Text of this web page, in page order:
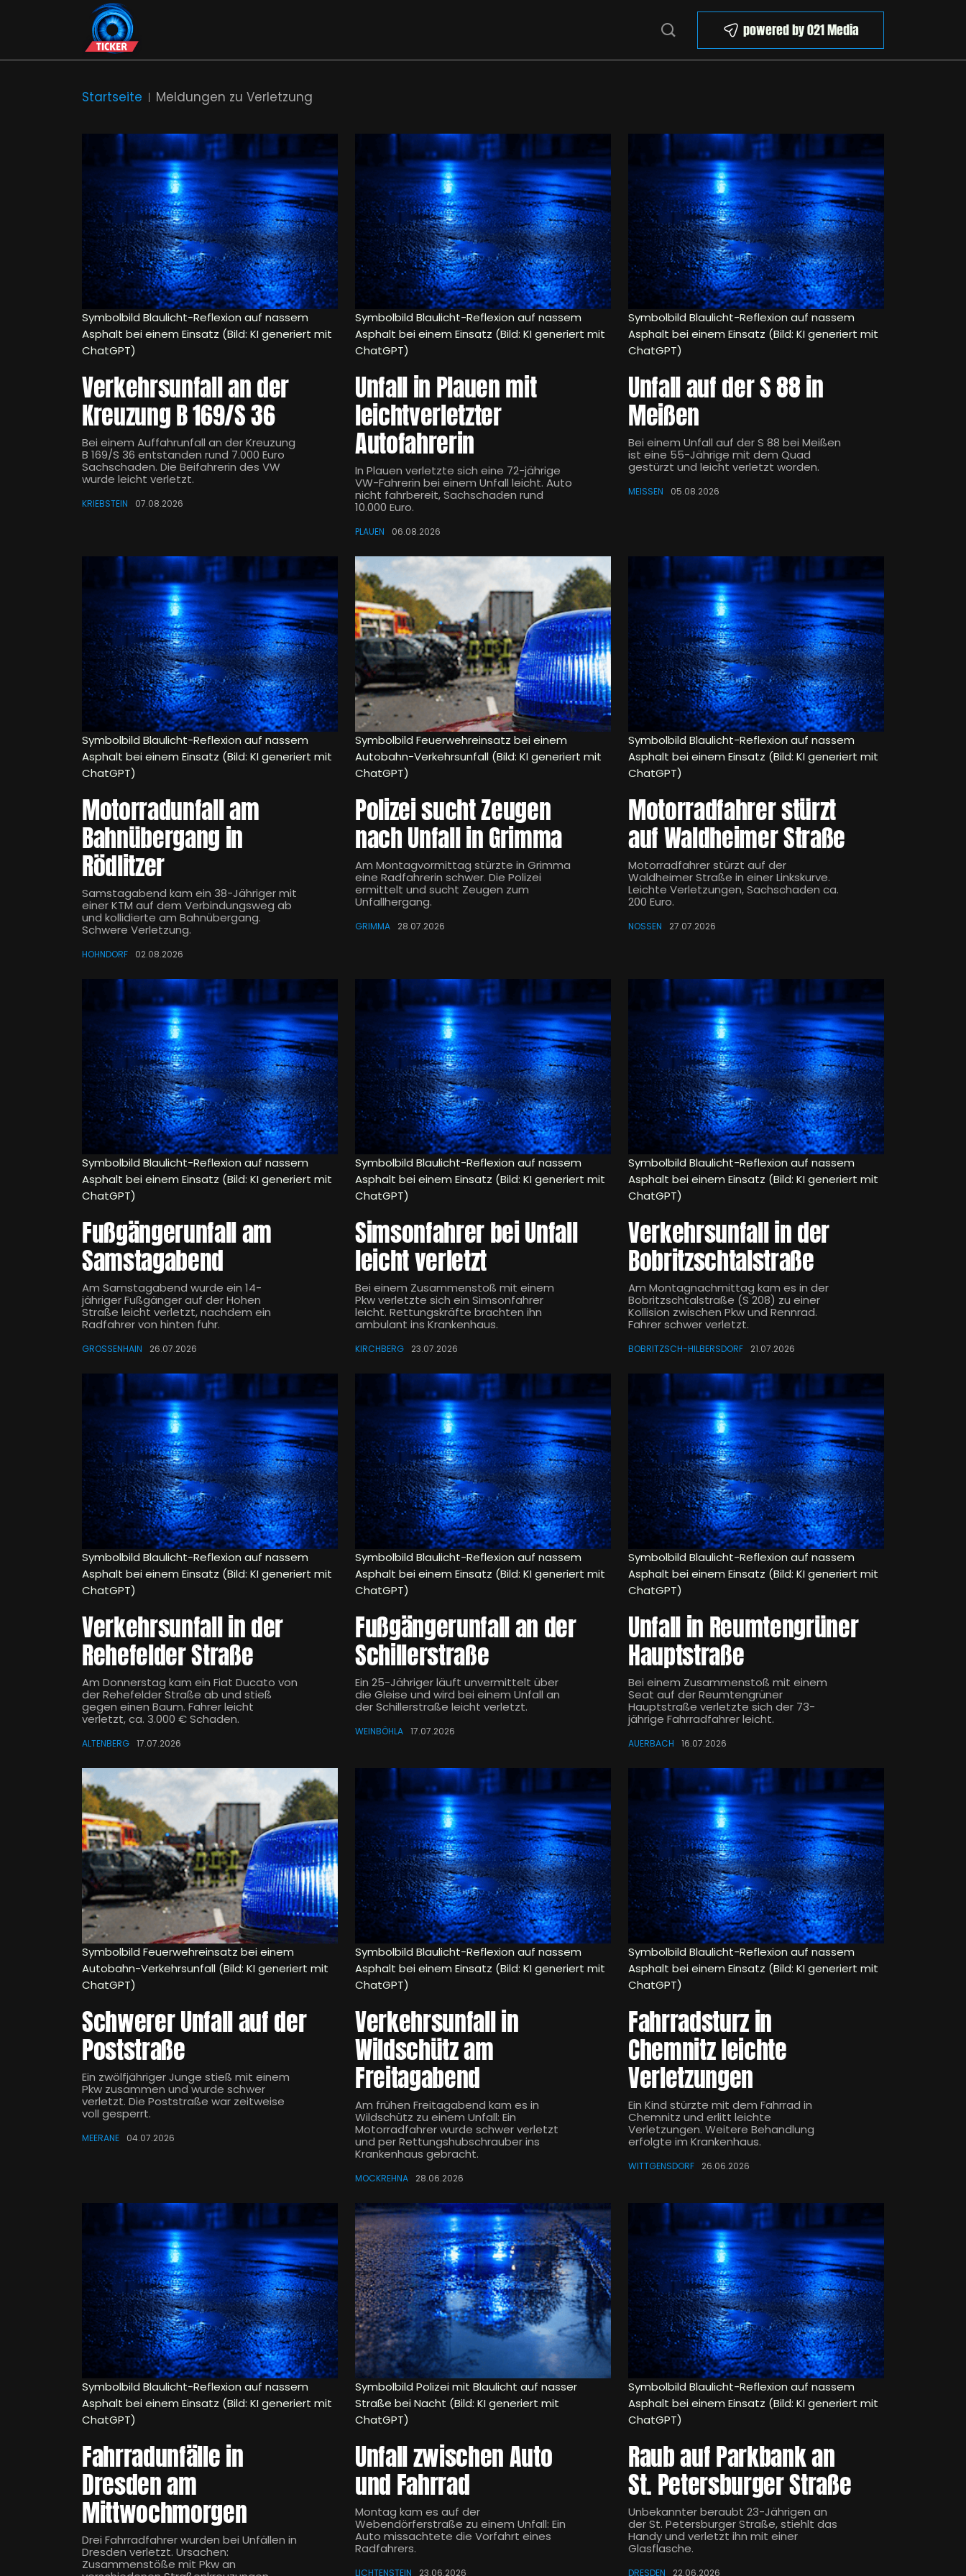
powered by 021 Media
Startseite Meldungen zu Verletzung
Symbolbild Blaulicht-Reflexion auf nassem
Asphalt bei einem Einsatz (Bild: KI generiert mit
ChatGPT)
Verkehrsunfall an der
Kreuzung B 169/S 36
Bei einem Auffahrunfall an der Kreuzung
B 169/S 36 entstanden rund 7.000 Euro
Sachschaden. Die Beifahrerin des VW
wurde leicht verletzt.
KRIEBSTEIN 07.08.2026
Symbolbild Blaulicht-Reflexion auf nassem
Asphalt bei einem Einsatz (Bild: KI generiert mit
ChatGPT)
Unfall in Plauen mit
leichtverletzter
Autofahrerin
In Plauen verletzte sich eine 72-jährige
VW-Fahrerin bei einem Unfall leicht. Auto
nicht fahrbereit, Sachschaden rund
10.000 Euro.
PLAUEN 06.08.2026
Symbolbild Blaulicht-Reflexion auf nassem
Asphalt bei einem Einsatz (Bild: KI generiert mit
ChatGPT)
Unfall auf der S 88 in
Meißen
Bei einem Unfall auf der S 88 bei Meißen
ist eine 55-Jährige mit dem Quad
gestürzt und leicht verletzt worden.
MEISSEN 05.08.2026
Symbolbild Blaulicht-Reflexion auf nassem
Asphalt bei einem Einsatz (Bild: KI generiert mit
ChatGPT)
Motorradunfall am
Bahnübergang in
Rödlitzer
Samstagabend kam ein 38-Jähriger mit
einer KTM auf dem Verbindungsweg ab
und kollidierte am Bahnübergang.
Schwere Verletzung.
HOHNDORF 02.08.2026
Symbolbild Feuerwehreinsatz bei einem
Autobahn-Verkehrsunfall (Bild: KI generiert mit
ChatGPT)
Polizei sucht Zeugen
nach Unfall in Grimma
Am Montagvormittag stürzte in Grimma
eine Radfahrerin schwer. Die Polizei
ermittelt und sucht Zeugen zum
Unfallhergang.
GRIMMA 28.07.2026
Symbolbild Blaulicht-Reflexion auf nassem
Asphalt bei einem Einsatz (Bild: KI generiert mit
ChatGPT)
Motorradfahrer stürzt
auf Waldheimer Straße
Motorradfahrer stürzt auf der
Waldheimer Straße in einer Linkskurve.
Leichte Verletzungen, Sachschaden ca.
200 Euro.
NOSSEN 27.07.2026
Symbolbild Blaulicht-Reflexion auf nassem
Asphalt bei einem Einsatz (Bild: KI generiert mit
ChatGPT)
Fußgängerunfall am
Samstagabend
Am Samstagabend wurde ein 14-
jähriger Fußgänger auf der Hohen
Straße leicht verletzt, nachdem ein
Radfahrer von hinten fuhr.
GROSSENHAIN 26.07.2026
Symbolbild Blaulicht-Reflexion auf nassem
Asphalt bei einem Einsatz (Bild: KI generiert mit
ChatGPT)
Simsonfahrer bei Unfall
leicht verletzt
Bei einem Zusammenstoß mit einem
Pkw verletzte sich ein Simsonfahrer
leicht. Rettungskräfte brachten ihn
ambulant ins Krankenhaus.
KIRCHBERG 23.07.2026
Symbolbild Blaulicht-Reflexion auf nassem
Asphalt bei einem Einsatz (Bild: KI generiert mit
ChatGPT)
Verkehrsunfall in der
Bobritzschtalstraße
Am Montagnachmittag kam es in der
Bobritzschtalstraße (S 208) zu einer
Kollision zwischen Pkw und Rennrad.
Fahrer schwer verletzt.
BOBRITZSCH-HILBERSDORF 21.07.2026
Symbolbild Blaulicht-Reflexion auf nassem
Asphalt bei einem Einsatz (Bild: KI generiert mit
ChatGPT)
Verkehrsunfall in der
Rehefelder Straße
Am Donnerstag kam ein Fiat Ducato von
der Rehefelder Straße ab und stieß
gegen einen Baum. Fahrer leicht
verletzt, ca. 3.000 € Schaden.
ALTENBERG 17.07.2026
Symbolbild Blaulicht-Reflexion auf nassem
Asphalt bei einem Einsatz (Bild: KI generiert mit
ChatGPT)
Fußgängerunfall an der
Schillerstraße
Ein 25-Jähriger läuft unvermittelt über
die Gleise und wird bei einem Unfall an
der Schillerstraße leicht verletzt.
WEINBÖHLA 17.07.2026
Symbolbild Blaulicht-Reflexion auf nassem
Asphalt bei einem Einsatz (Bild: KI generiert mit
ChatGPT)
Unfall in Reumtengrüner
Hauptstraße
Bei einem Zusammenstoß mit einem
Seat auf der Reumtengrüner
Hauptstraße verletzte sich der 73-
jährige Fahrradfahrer leicht.
AUERBACH 16.07.2026
Symbolbild Feuerwehreinsatz bei einem
Autobahn-Verkehrsunfall (Bild: KI generiert mit
ChatGPT)
Schwerer Unfall auf der
Poststraße
Ein zwölfjähriger Junge stieß mit einem
Pkw zusammen und wurde schwer
verletzt. Die Poststraße war zeitweise
voll gesperrt.
MEERANE 04.07.2026
Symbolbild Blaulicht-Reflexion auf nassem
Asphalt bei einem Einsatz (Bild: KI generiert mit
ChatGPT)
Verkehrsunfall in
Wildschütz am
Freitagabend
Am frühen Freitagabend kam es in
Wildschütz zu einem Unfall: Ein
Motorradfahrer wurde schwer verletzt
und per Rettungshubschrauber ins
Krankenhaus gebracht.
MOCKREHNA 28.06.2026
Symbolbild Blaulicht-Reflexion auf nassem
Asphalt bei einem Einsatz (Bild: KI generiert mit
ChatGPT)
Fahrradsturz in
Chemnitz leichte
Verletzungen
Ein Kind stürzte mit dem Fahrrad in
Chemnitz und erlitt leichte
Verletzungen. Weitere Behandlung
erfolgte im Krankenhaus.
WITTGENSDORF 26.06.2026
Symbolbild Blaulicht-Reflexion auf nassem
Asphalt bei einem Einsatz (Bild: KI generiert mit
ChatGPT)
Fahrradunfälle in
Dresden am
Mittwochmorgen
Drei Fahrradfahrer wurden bei Unfällen in
Dresden verletzt. Ursachen:
Zusammenstöße mit Pkw an
Symbolbild Polizei mit Blaulicht auf nasser
Straße bei Nacht (Bild: KI generiert mit
ChatGPT)
Unfall zwischen Auto
und Fahrrad
Montag kam es auf der
Webendörferstraße zu einem Unfall: Ein
Auto missachtete die Vorfahrt eines
Radfahrers.
LICHTENSTEIN 23.06.2026
Symbolbild Blaulicht-Reflexion auf nassem
Asphalt bei einem Einsatz (Bild: KI generiert mit
ChatGPT)
Raub auf Parkbank an
St. Petersburger Straße
Unbekannter beraubt 23-Jährigen an
der St. Petersburger Straße, stiehlt das
Handy und verletzt ihn mit einer
Glasflasche.
DRESDEN 22.06.2026